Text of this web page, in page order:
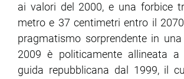
ai valori del 2000, e una forbice
metro e 37 centimetri entro il
pragmatismo sorprendente in
2009 è politicamente allineata
guida repubblicana dal 1999, il